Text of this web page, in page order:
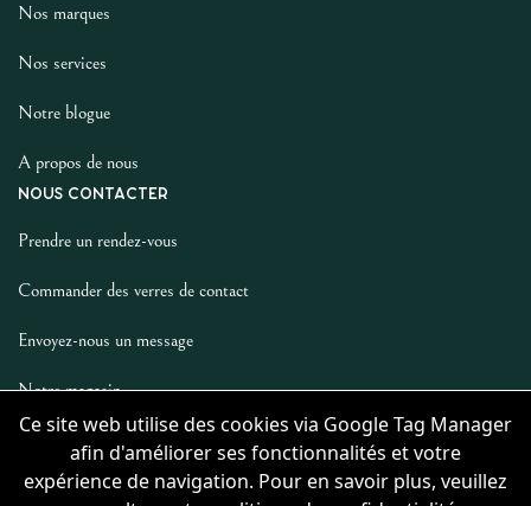
Ce site web utilise des cookies via Google Tag Manager
afin d'améliorer ses fonctionnalités et votre
expérience de navigation. Pour en savoir plus, veuillez
Nos marques
Nos services
Notre blogue
A propos de nous
NOUS CONTACTER
Prendre un rendez-vous
Commander des verres de contact
Envoyez-nous un message
Notre magasin
LES AUTRES
Politique De Confidentialité